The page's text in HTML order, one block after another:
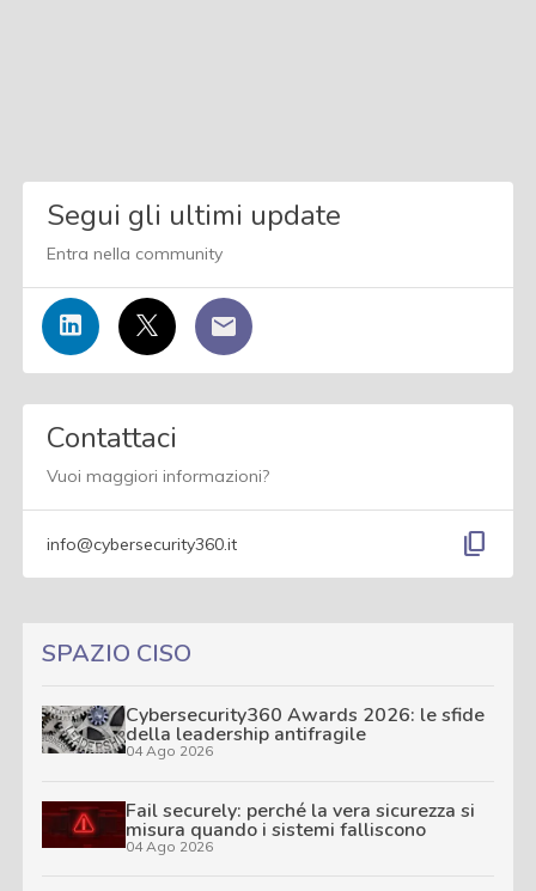
Segui gli ultimi update
Entra nella community
Contattaci
Vuoi maggiori informazioni?
info@cybersecurity360.it content_copy
SPAZIO CISO
Cybersecurity360 Awards 2026: le sfide
della leadership antifragile
04 Ago 2026
Fail securely: perché la vera sicurezza si
misura quando i sistemi falliscono
04 Ago 2026